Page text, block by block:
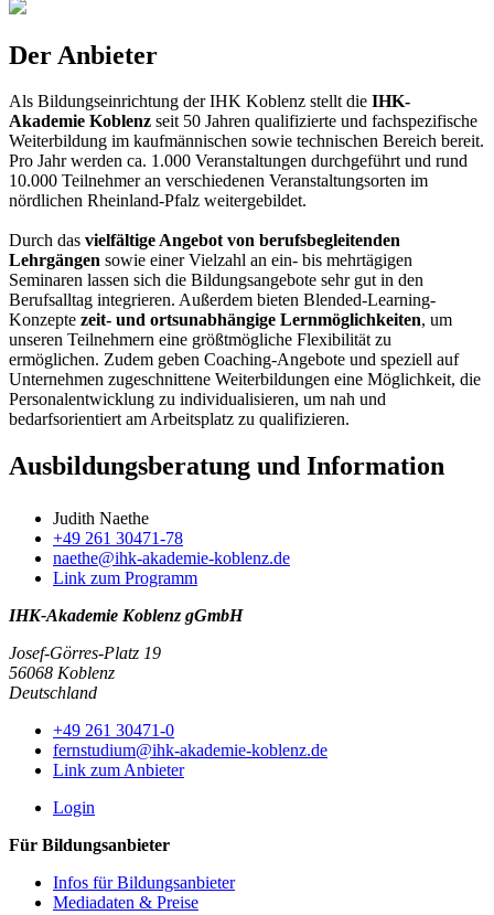
Der Anbieter
Als Bildungseinrichtung der IHK Koblenz stellt die IHK-
Akademie Koblenz seit 50 Jahren qualifizierte und fachspezifische
Weiterbildung im kaufmännischen sowie technischen Bereich bereit.
Pro Jahr werden ca. 1.000 Veranstaltungen durchgeführt und rund
10.000 Teilnehmer an verschiedenen Veranstaltungsorten im
nördlichen Rheinland-Pfalz weitergebildet.
Durch das vielfältige Angebot von berufsbegleitenden
Lehrgängen sowie einer Vielzahl an ein- bis mehrtägigen
Seminaren lassen sich die Bildungsangebote sehr gut in den
Berufsalltag integrieren. Außerdem bieten Blended-Learning-
Konzepte zeit- und ortsunabhängige Lernmöglichkeiten, um
unseren Teilnehmern eine größtmögliche Flexibilität zu
ermöglichen. Zudem geben Coaching-Angebote und speziell auf
Unternehmen zugeschnittene Weiterbildungen eine Möglichkeit, die
Personalentwicklung zu individualisieren, um nah und
bedarfsorientiert am Arbeitsplatz zu qualifizieren.
Ausbildungsberatung und Information
Judith Naethe
+49 261 30471-78
naethe@ihk-akademie-koblenz.de
Link zum Programm
IHK-Akademie Koblenz gGmbH
Josef-Görres-Platz 19
56068 Koblenz
Deutschland
+49 261 30471-0
fernstudium@ihk-akademie-koblenz.de
Link zum Anbieter
Login
Für Bildungsanbieter
Infos für Bildungsanbieter
Mediadaten & Preise